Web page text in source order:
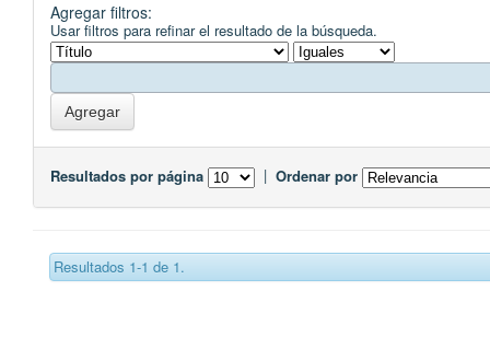
Agregar filtros:
Usar filtros para refinar el resultado de la búsqueda.
Resultados por página | Ordenar por
Resultados 1-1 de 1.